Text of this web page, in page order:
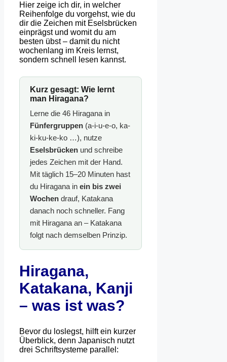
Hier zeige ich dir, in welcher
Reihenfolge du vorgehst, wie du
dir die Zeichen mit Eselsbrücken
einprägst und womit du am
besten übst – damit du nicht
wochenlang im Kreis lernst,
sondern schnell lesen kannst.
Kurz gesagt: Wie lernt
man Hiragana?
Lerne die 46 Hiragana in
Fünfergruppen (a-i-u-e-o, ka-
ki-ku-ke-ko …), nutze
Eselsbrücken und schreibe
jedes Zeichen mit der Hand.
Mit täglich 15–20 Minuten hast
du Hiragana in ein bis zwei
Wochen drauf, Katakana
danach noch schneller. Fang
mit Hiragana an – Katakana
folgt nach demselben Prinzip.
Hiragana,
Katakana, Kanji
– was ist was?
Bevor du loslegst, hilft ein kurzer
Überblick, denn Japanisch nutzt
drei Schriftsysteme parallel: